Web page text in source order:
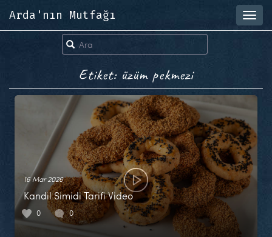
Arda'nın Mutfağı
Etiket: üzüm pekmezi
16 Mar 2026
Kandil Simidi Tarifi Video
0 0